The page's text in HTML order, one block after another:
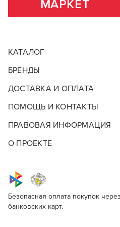
МАРКЕТ
КАТАЛОГ
БРЕНДЫ
ДОСТАВКА И ОПЛАТА
ПОМОЩЬ И КОНТАКТЫ
ПРАВОВАЯ ИНФОРМАЦИЯ
О ПРОЕКТЕ
Безопасная оплата покупок
банковских карт.